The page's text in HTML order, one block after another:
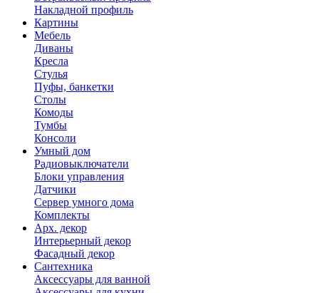
Накладной профиль
Картины
Мебель
Диваны
Кресла
Стулья
Пуфы, банкетки
Столы
Комоды
Тумбы
Консоли
Умный дом
Радиовыключатели
Блоки управления
Датчики
Сервер умного дома
Комплекты
Арх. декор
Интерьерный декор
Фасадный декор
Сантехника
Аксессуары для ванной